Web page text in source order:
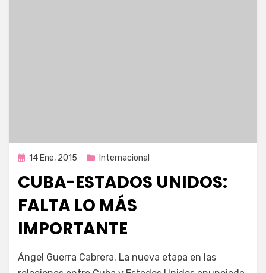
Publicada
14 Ene, 2015 Internacional
CUBA-ESTADOS UNIDOS:
FALTA LO MÁS
IMPORTANTE
por Enrique
Ángel Guerra Cabrera. La nueva etapa en las